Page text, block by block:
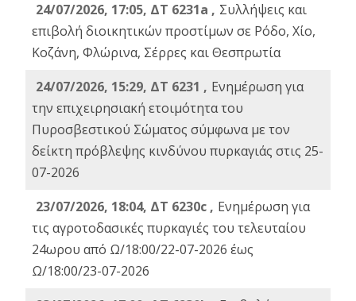
24/07/2026, 17:05, ΔΤ 6231a , Συλλήψεις και
επιβολή διοικητικών προστίμων σε Ρόδο, Χίο,
Κοζάνη, Φλώρινα, Σέρρες και Θεσπρωτία
24/07/2026, 15:29, ΔΤ 6231 , Ενημέρωση για
την επιχειρησιακή ετοιμότητα του
Πυροσβεστικού Σώματος σύμφωνα με τον
δείκτη πρόβλεψης κινδύνου πυρκαγιάς στις 25-
07-2026
23/07/2026, 18:04, ΔΤ 6230c , Ενημέρωση για
τις αγροτοδασικές πυρκαγιές του τελευταίου
24ωρου από Ω/18:00/22-07-2026 έως
Ω/18:00/23-07-2026